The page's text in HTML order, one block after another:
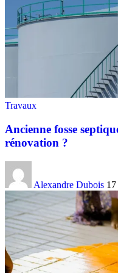
Travaux
Ancienne fosse
rénovation ?
Alexandre Dubois